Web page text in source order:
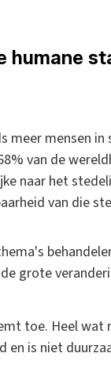
humane
meer mensen
van de
naar het
van die
grote
toe. Heel
is niet